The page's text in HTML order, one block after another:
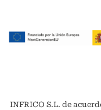
INFRICO S.L. de